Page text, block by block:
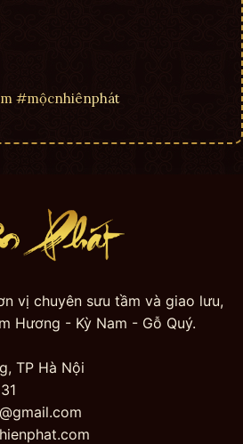
#mộcnhiênphát
vị chuyên sưu tầm và giao lưu,
Hương - Kỳ Nam - Gỗ Quý.
TP Hà Nội